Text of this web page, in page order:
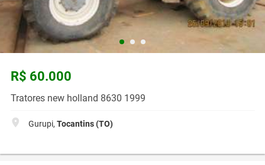
R$ 60.000
Tratores new holland 8630 1999
Gurupi, Tocantins (TO)